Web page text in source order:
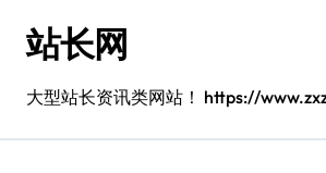
站长网
大型站长资讯类网站！ https://